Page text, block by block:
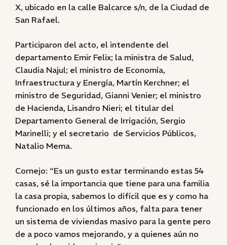
X, ubicado en la calle Balcarce s/n, de la Ciudad de
San Rafael.
Participaron del acto, el intendente del
departamento Emir Felix; la ministra de Salud,
Claudia Najul; el ministro de Economía,
Infraestructura y Energía, Martín Kerchner; el
ministro de Seguridad, Gianni Venier; el ministro
de Hacienda, Lisandro Nieri; el titular del
Departamento General de Irrigación, Sergio
Marinelli; y el secretario de Servicios Públicos,
Natalio Mema.
Cornejo: “Es un gusto estar terminando estas 54
casas, sé la importancia que tiene para una familia
la casa propia, sabemos lo difícil que es y como ha
funcionado en los últimos años, falta para tener
un sistema de viviendas masivo para la gente pero
de a poco vamos mejorando, y a quienes aún no